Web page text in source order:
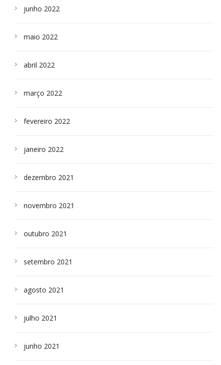
junho 2022
maio 2022
abril 2022
março 2022
fevereiro 2022
janeiro 2022
dezembro 2021
novembro 2021
outubro 2021
setembro 2021
agosto 2021
julho 2021
junho 2021